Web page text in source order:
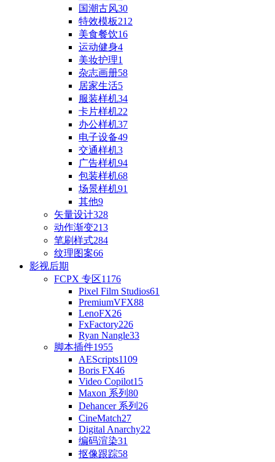
国潮古风30
特效模板212
美食餐饮16
运动健身4
美妆护理1
杂志画册58
居家生活5
服装样机34
卡片样机22
办公样机37
电子设备49
交通样机3
广告样机94
包装样机68
场景样机91
其他9
矢量设计328
动作渐变213
笔刷样式284
纹理图案66
影视后期
FCPX 专区1176
Pixel Film Studios61
PremiumVFX88
LenoFX26
FxFactory226
Ryan Nangle33
脚本插件1955
AEScripts1109
Boris FX46
Video Copilot15
Maxon 系列 80
Dehancer 系列 26
CineMatch27
Digital Anarchy22
编码渲染31
抠像跟踪58